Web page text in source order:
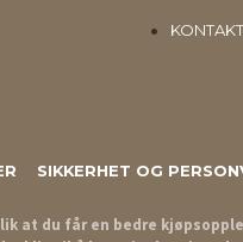
SIKKERHET OG
at du får en bedre